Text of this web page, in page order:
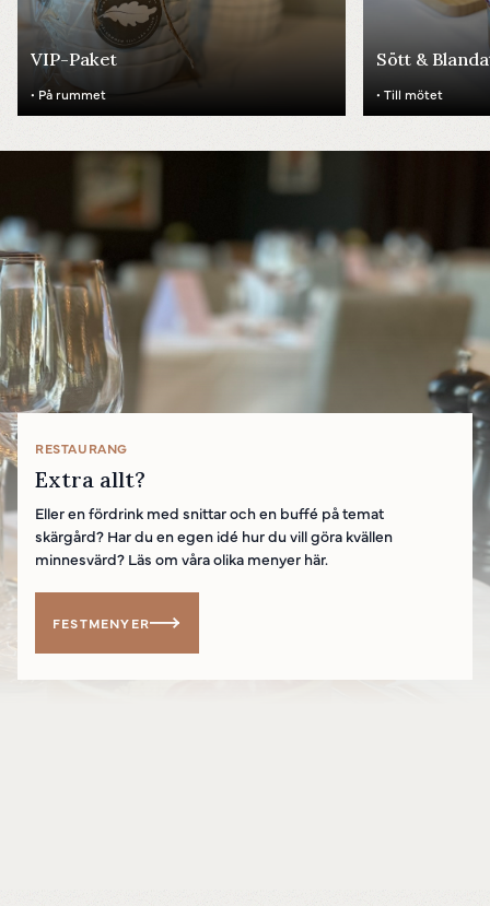
VIP-Paket
• På rummet
Sött &
• Till mötet
RESTAURANG
Extra allt?
Eller en fördrink med snittar och en buffé på temat
skärgård? Har du en egen idé hur du vill göra kvällen
minnesvärd? Läs om våra olika menyer här.
FESTMENYER